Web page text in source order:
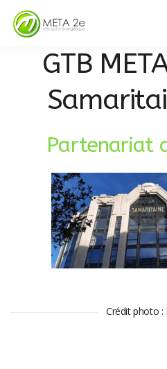
GTB
Partenariat
Crédit photo :